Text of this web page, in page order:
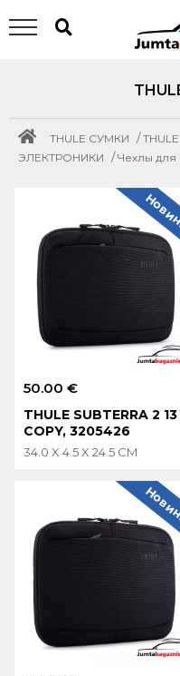
THULE СУМКИ /
ЭЛЕКТРОНИКИ /Чехлы для
50.00 €
THULE SUBTERRA 2 13
COPY, 3205426
34.0 X 4.5 X 24.5 CM